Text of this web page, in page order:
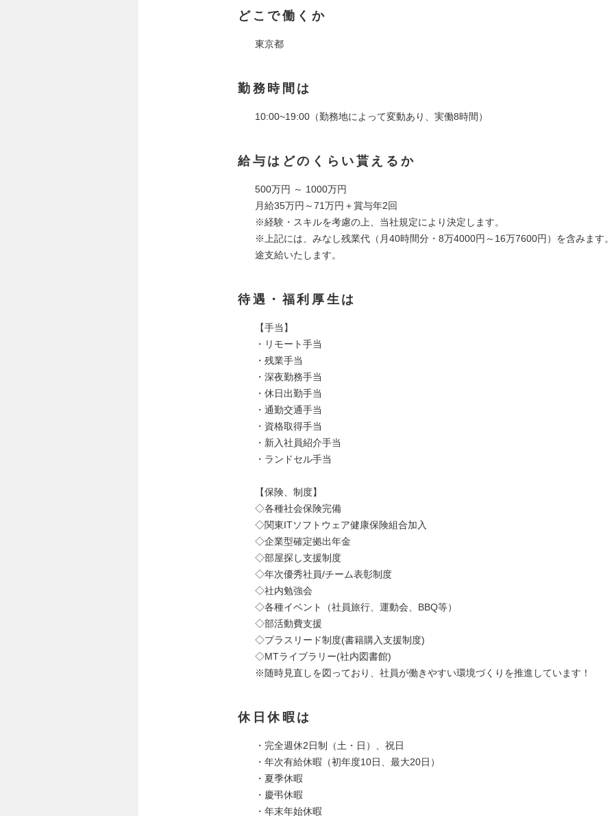
どこで働くか
東京都
勤務時間は
10:00~19:00（勤務地によって変動あり、実働8時間）
給与はどのくらい貰えるか
500万円 ～ 1000万円
月給35万円～71万円＋賞与年2回
※経験・スキルを考慮の上、当社規定により決定します。
※上記には、みなし残業代（月40時間分・8万4000円～16万7600円）を含みます
途支給いたします。
待遇・福利厚生は
【手当】
・リモート手当
・残業手当
・深夜勤務手当
・休日出勤手当
・通勤交通手当
・資格取得手当
・新入社員紹介手当
・ランドセル手当
【保険、制度】
◇各種社会保険完備
◇関東ITソフトウェア健康保険組合加入
◇企業型確定拠出年金​
◇部屋探し支援制度
◇年次優秀社員/チーム表彰制度
◇社内勉強会
◇各種イベント（社員旅行、運動会、BBQ等）
◇部活動費支援
◇プラスリード制度(書籍購入支援制度)
◇MTライブラリー(社内図書館)
※随時見直しを図っており、社員が働きやすい環境づくりを推進しています！
休日休暇は
・完全週休2日制（土・日）、祝日
・年次有給休暇（初年度10日、最大20日）
・夏季休暇
・慶弔休暇
・年末年始休暇